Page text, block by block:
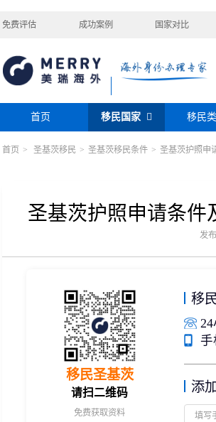
免费评估 成功案例 国家对比
首页 移民国家
瑞典 芬兰 希腊 土耳其
澳大利亚 瑙鲁 瓦
新加坡 迪拜
中国香港
菲律宾
移民
购房移民
希腊购房移民
圣基茨投资购房护照
投资移民
新西兰投资移民
美国EB-5投资
塞浦路斯购房
捐赠移民
葡萄牙捐赠移民
泰国精英签证
格鲁吉亚护照
圣基茨捐款护照
马耳他捐款投资护照
雇主担保
瑞典雇主担保
爱尔兰高管居
首页 > 圣基茨移民 > 圣基茨移民条件 > 圣基茨护照申
圣基茨护照申请条件
发
移民圣基茨
请扫二维码
免费获取资料
移
手
添